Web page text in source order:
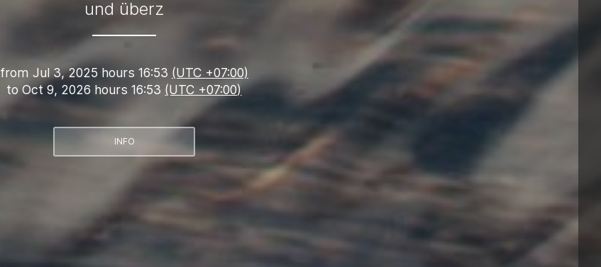
und überz
from Jul 3, 2025 hours 16:53 (UTC +07:00)
to Oct 9, 2026 hours 16:53 (UTC +07:00)
INFO